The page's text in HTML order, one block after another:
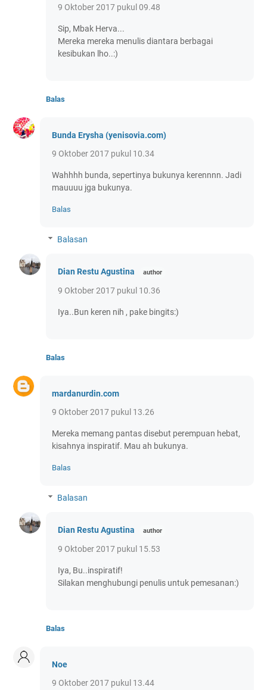
9 Oktober 2017 pukul 09.48
Sip, Mbak Herva...
Mereka mereka menulis diantara berbagai
kesibukan lho..:)
Balas
Bunda Erysha (yenisovia.com)
9 Oktober 2017 pukul 10.34
Wahhhh bunda, sepertinya bukunya kerennnn. Jadi
mauuuu jga bukunya.
Balas
Balasan
Dian Restu Agustina
9 Oktober 2017 pukul 10.36
Iya..Bun keren nih , pake bingits:)
Balas
mardanurdin.com
9 Oktober 2017 pukul 13.26
Mereka memang pantas disebut perempuan hebat,
kisahnya inspiratif. Mau ah bukunya.
Balas
Balasan
Dian Restu Agustina
9 Oktober 2017 pukul 15.53
Iya, Bu..inspiratif!
Silakan menghubungi penulis untuk pemesanan:)
Balas
Noe
9 Oktober 2017 pukul 13.44